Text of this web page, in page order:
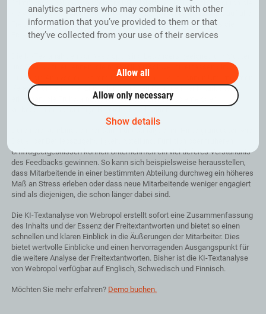
analytics partners who may combine it with other
information that you’ve provided to them or that
they’ve collected from your use of their services
Allow all
Allow only necessary
Show details
Stimmungsanalyse von Webropol eliminiert diese Subjektivität durch die
Verwendung von Algorithmen, die dieselben Kriterien konsistent auf alle
Freitextantworten anwenden. Dadurch wird sichergestellt, dass die
Ergebnisse objektiv und im Zeitverlauf vergleichbar sind.
und Trends zu erkennen, die manuell nur schwer zu erfassen sind.
Durch die Analyse der Stimmung im Laufe der Zeit können Unternehmen
Veränderungen in der Einstellung und den Gefühlen der Mitarbeiter
erkennen, die Frühwarnzeichen für potenzielle Probleme oder
verbesserungsbedürftige Bereiche sein können.
Umfrageergebnissen können Unternehmen ein viel tieferes Verständnis
des Feedbacks gewinnen. So kann sich beispielsweise herausstellen,
dass Mitarbeitende in einer bestimmten Abteilung durchweg ein höheres
Maß an Stress erleben oder dass neue Mitarbeitende weniger engagiert
sind als diejenigen, die schon länger dabei sind.
Die KI-Textanalyse von Webropol erstellt sofort eine Zusammenfassung
des Inhalts und der Essenz der Freitextantworten und bietet so einen
schnellen und klaren Einblick in die Äußerungen der Mitarbeiter. Dies
bietet wertvolle Einblicke und einen hervorragenden Ausgangspunkt für
die weitere Analyse der Freitextantworten. Bisher ist die KI-Textanalyse
von Webropol verfügbar auf Englisch, Schwedisch und Finnisch.
Möchten Sie mehr erfahren? Demo buchen.